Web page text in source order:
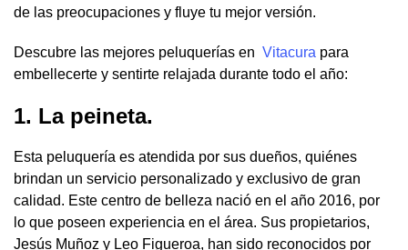
de las preocupaciones y fluye tu mejor versión.
Descubre las mejores peluquerías en Vitacura para
embellecerte y sentirte relajada durante todo el año:
1. La peineta.
Esta peluquería es atendida por sus dueños, quiénes
brindan un servicio personalizado y exclusivo de gran
calidad. Este centro de belleza nació en el año 2016, por
lo que poseen experiencia en el área. Sus propietarios,
Jesús Muñoz y Leo Figueroa, han sido reconocidos por